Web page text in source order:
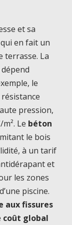
et sa
en fait un
terrasse. La
le
pression,
Le béton
le bois
à un tarif
et
les zones
piscine.
aux fissures
coût global